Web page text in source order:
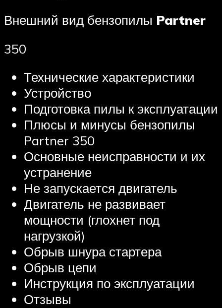
Внешний вид бензопилы Partner
350
Технические характеристики
Устройство
Подготовка пилы к эксплуатации
Плюсы и минусы бензопилы
Partner 350
Основные неисправности и их
устранение
Не запускается двигатель
Двигатель не развивает
мощности (глохнет под
нагрузкой)
Обрыв шнура стартера
Обрыв цепи
Инструкция по эксплуатации
Отзывы